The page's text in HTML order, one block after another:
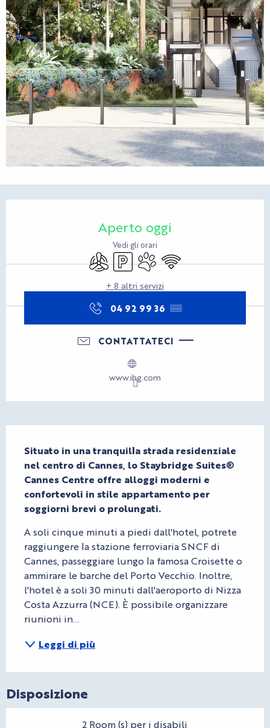
Aperto oggi
Vedi gli orari
Aria condizionata
ParcheggioAnimali ammessi
Wi-Fi
+ 8 altri servizi
04 92 99 36 ▒▒
CONTATTATECI
www.ihg.com
Situato in una tranquilla strada residenziale
nel centro di Cannes, lo Staybridge Suites®
Cannes Centre offre alloggi moderni e
confortevoli in stile appartamento per
soggiorni brevi o prolungati.
A soli cinque minuti a piedi dall'hotel, potrete
raggiungere la stazione ferroviaria SNCF di
Cannes, passeggiare lungo la famosa Croisette o
ammirare le barche del Porto Vecchio. Inoltre,
l'hotel è a soli 30 minuti dall'aeroporto di Nizza
Costa Azzurra (NCE). È possibile organizzare
riunioni in...
Leggi di più
Disposizione
2 Room (s) per i disabili